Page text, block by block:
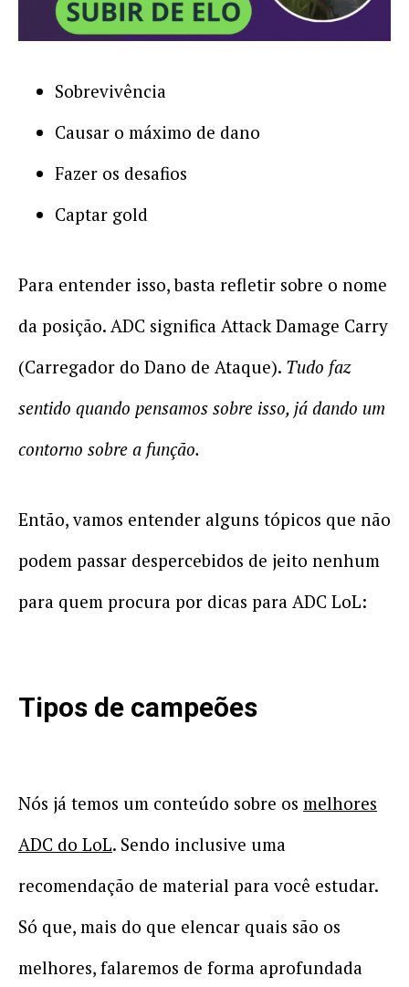
Sobrevivência
Causar o máximo de dano
Fazer os desafios
Captar gold
Para entender isso, basta refletir sobre o nome
da posição. ADC significa Attack Damage Carry
(Carregador do Dano de Ataque). Tudo faz
sentido quando pensamos sobre isso, já dando um
contorno sobre a função.
Então, vamos entender alguns tópicos que não
podem passar despercebidos de jeito nenhum
para quem procura por dicas para ADC LoL:
Tipos de campeões
Nós já temos um conteúdo sobre os melhores
ADC do LoL. Sendo inclusive uma
recomendação de material para você estudar.
Só que, mais do que elencar quais são os
melhores, falaremos de forma aprofundada